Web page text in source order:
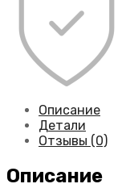
Описание
Детали
Отзывы (0)
Описание